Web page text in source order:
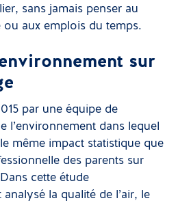
sans jamais penser au
ou aux emplois du temps.
sur
par une équipe de
l’environnement dans lequel
même impact statistique que
des parents sur
cette étude
la qualité de l’air, le